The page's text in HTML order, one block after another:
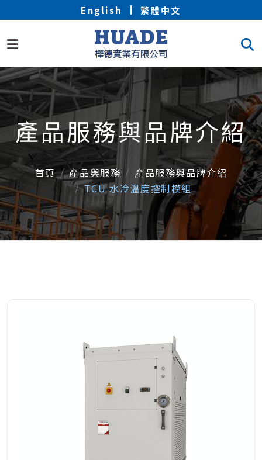
English 繁體中文
產品服務與品牌介紹
首頁 產品與服務
產品服務與品牌介紹
TCU 水冷溫度控制模組